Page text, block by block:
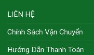
LIÊN HỆ
Chính Sách Vận Chuyển
Hướng Dẫn Thanh Toán